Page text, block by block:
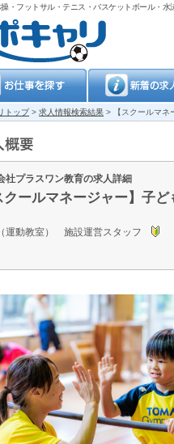
・フットサル・テニス・バスケットボール・
トップ> 求人情報検索結果 > 【スクールマ
社プラスワン教育の求人詳細
クールマネージャー】子
運動教室） 施設運営スタッフ